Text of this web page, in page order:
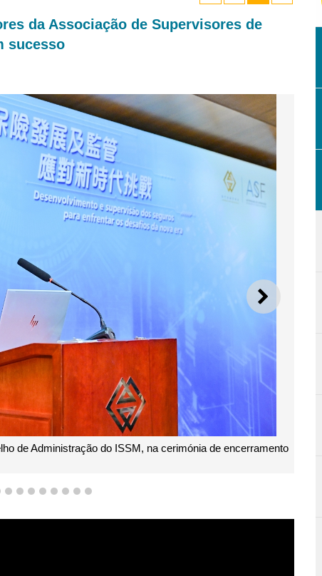
da Associação de Supervisores de
sucesso
de Administração do ISSM, na cerimónia de encerramento
6 7 8 9 10111213